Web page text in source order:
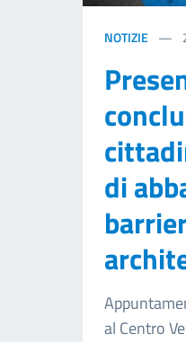
NOTIZIE
di
al Centro